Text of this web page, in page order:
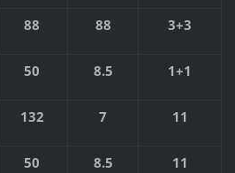
88 88 3+3
50 8.5 1+1
132 7 11
50 8.5 11